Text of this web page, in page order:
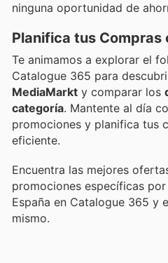
ninguna oportunidad de
Planifica tus Compras
Te animamos a explorar el
Catalogue 365 para
MediaMarkt y comparar los
categoría. Mantente al día
promociones y planifica tus
eficiente.
Encuentra las mejores
promociones específicas
España en Catalogue 365 y
mismo.